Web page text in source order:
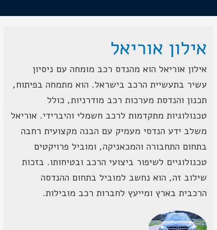
אילון אוריאל
אילון אוריאל הוא מהנדס רכב מומחה עם ניסיון
עשיר בתעשיית הרכב בישראל. הוא מתמחה בפיתוח,
תכנון והנדסת מערכות רכב מודרניות, כולל
טכנולוגיות מתקדמות לרכב חשמלי והיברידי. אוריאל
משלב ידע הנדסי מעמיק עם הבנה מקצועית רחבה
בתחום התחבורה והמכאניקה, ומוביל פרויקטים
טכנולוגיים לשיפור ביצועי הרכב ובטיחותו. בזכות
שילוב זה, הוא נחשב למוביל בתחום ההנדסה
הרכבית בארץ ומייעץ לחברות רכב מובילות.